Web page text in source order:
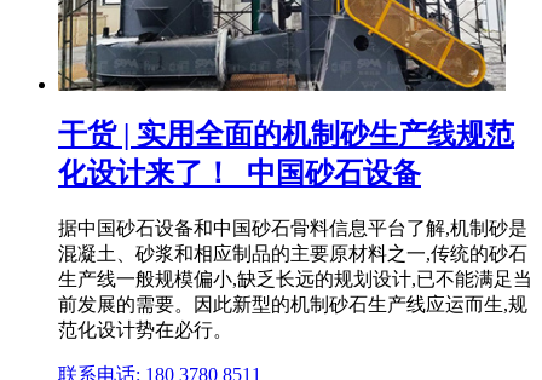
干货 | 实用全面的机制砂生产线规范
化设计来了！_中国砂石设备
据中国砂石设备和中国砂石骨料信息平台了解,机制砂是
混凝土、砂浆和相应制品的主要原材料之一,传统的砂石
生产线一般规模偏小,缺乏长远的规划设计,已不能满足当
前发展的需要。因此新型的机制砂石生产线应运而生,规
范化设计势在必行。
联系电话: 180 3780 8511